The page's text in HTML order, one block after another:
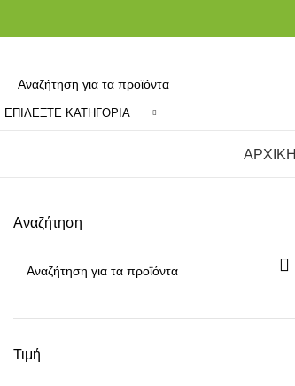
ΕΠΙΛΈΞΤΕ ΚΑΤΗΓΟΡΊΑ
ΑΡΧΙΚΗ
Αναζήτηση
Τιμή